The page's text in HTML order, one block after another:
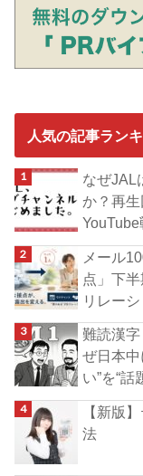
人気の記事ラン
なぜJAL
か？再
YouTube
メール
点」下
リレー
難読漢
ぜ日本
い”を“
【新版
法